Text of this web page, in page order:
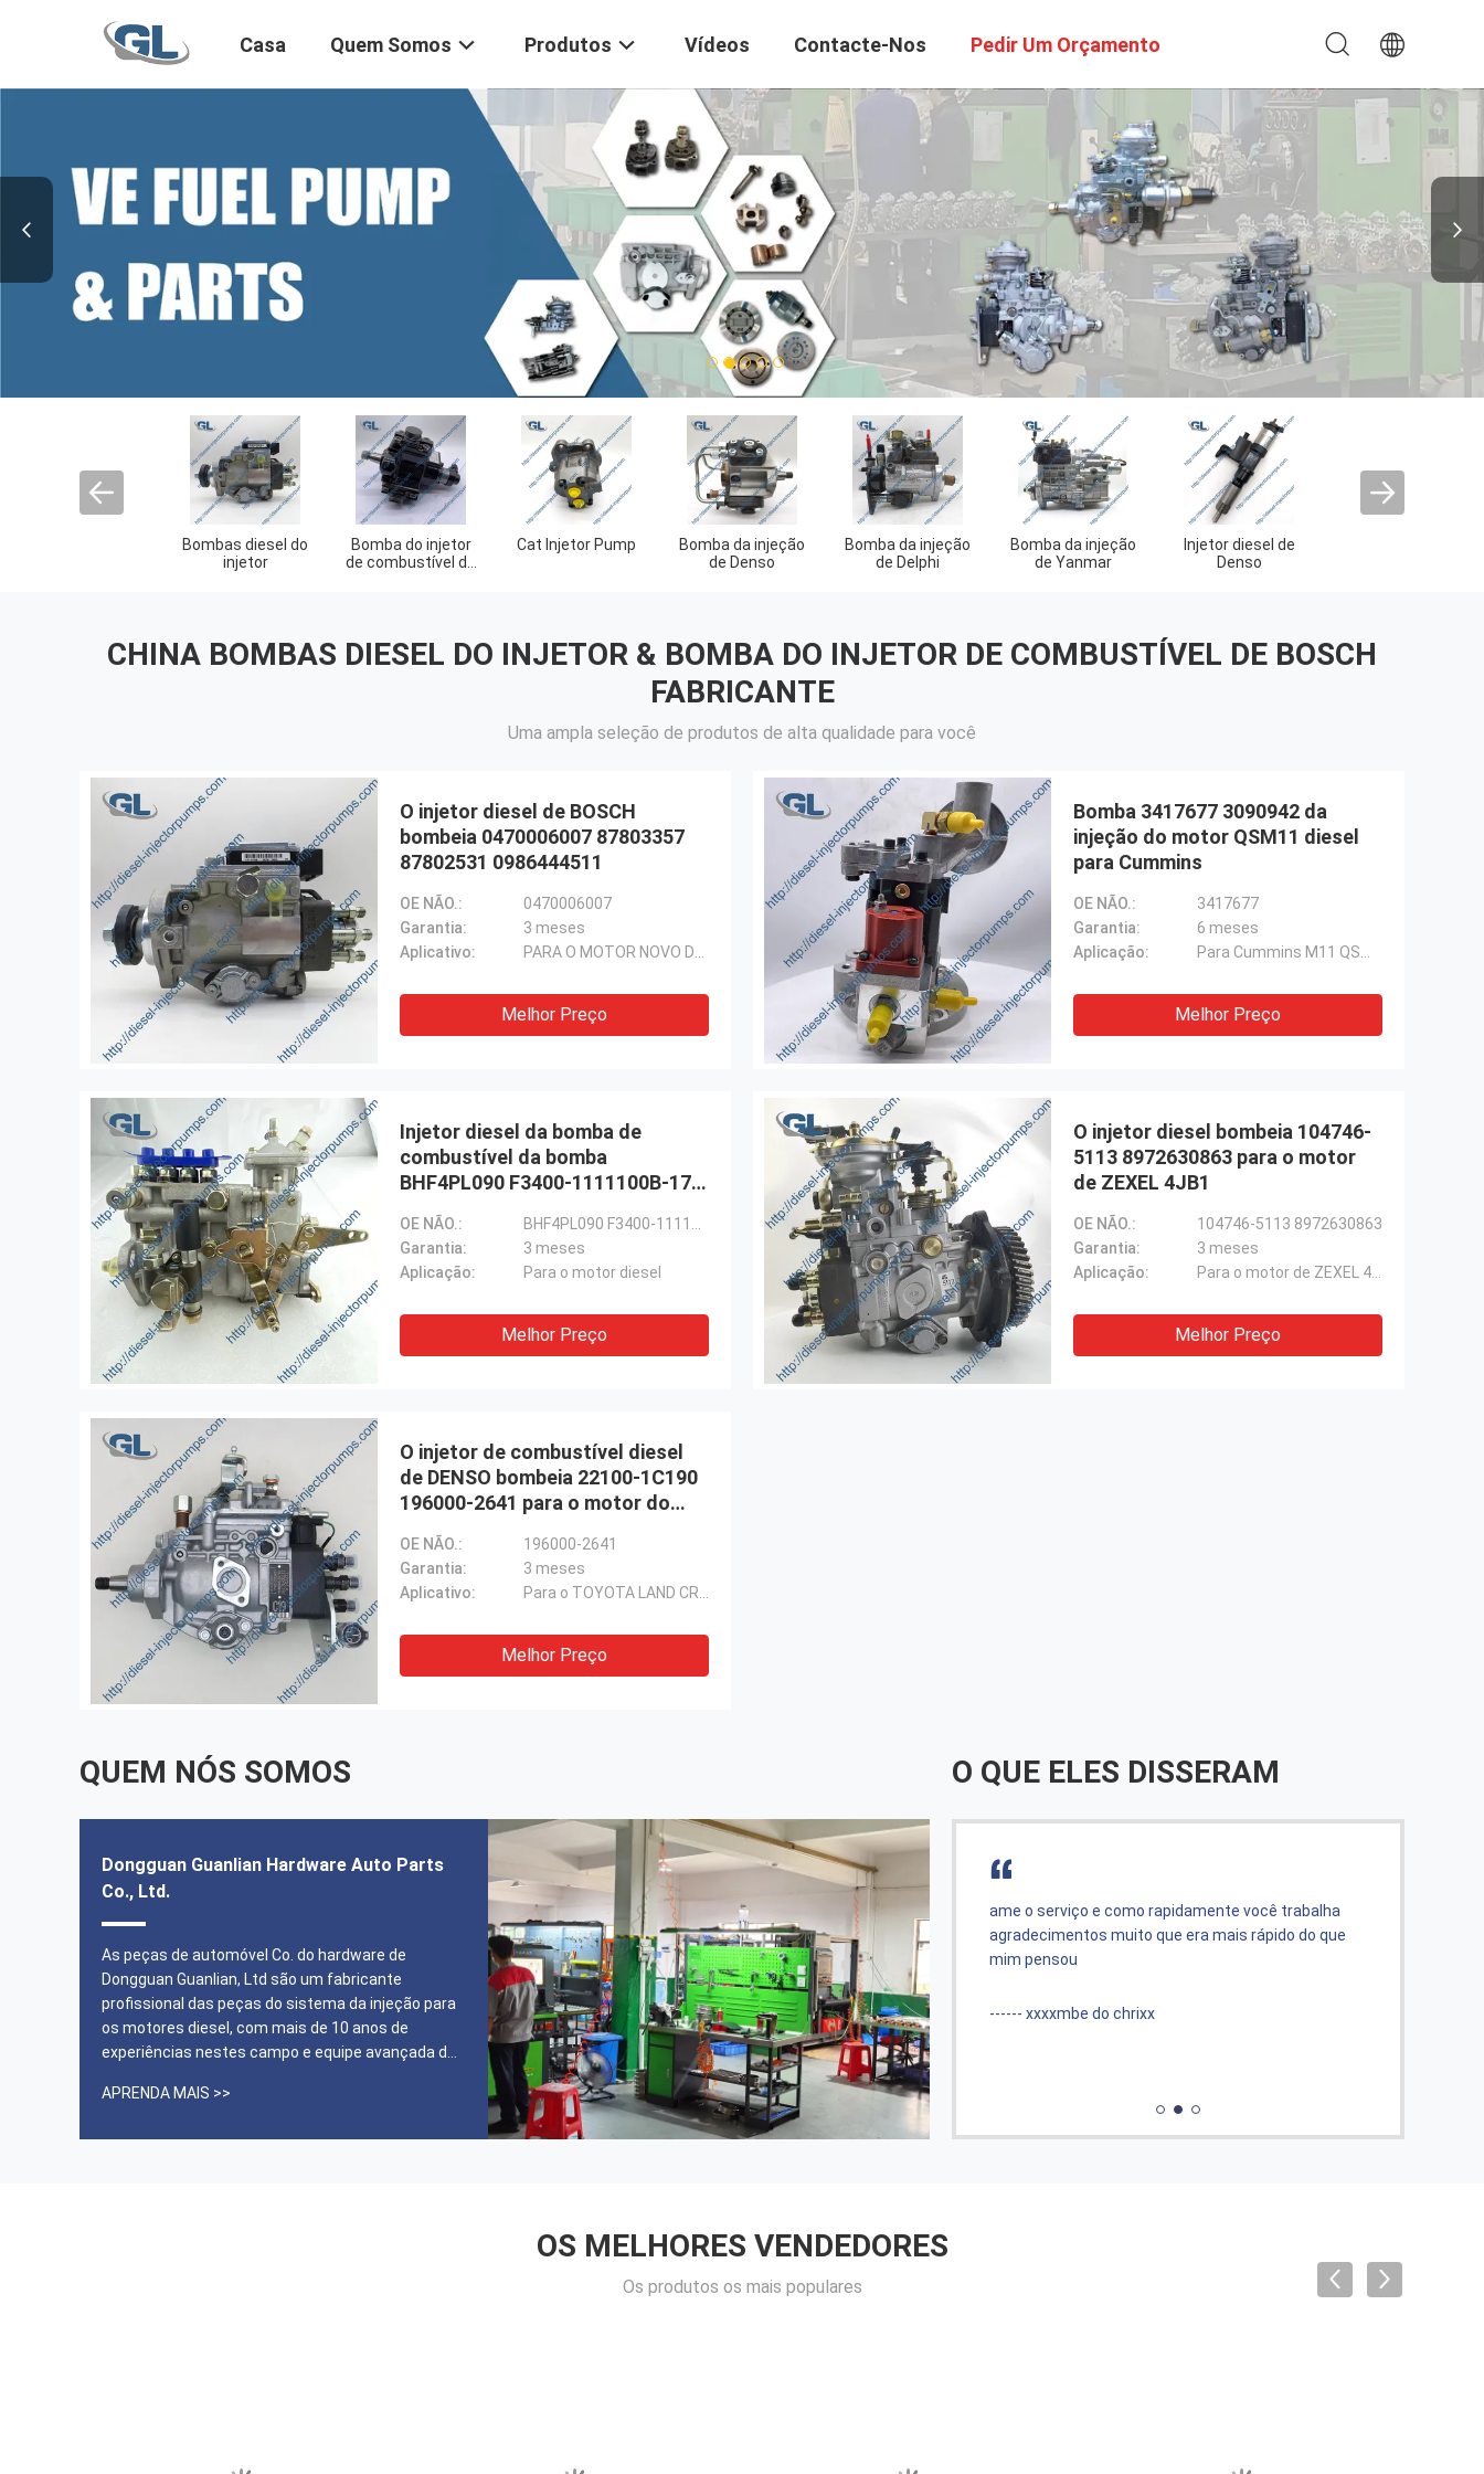
Casa Quem Somos Produtos Vídeos Contacte-Nos Pedir Um Orçamento
1 2 3 4 5
Bombas diesel do
injetor
Bomba do injetor
de combustível de
Cat Injetor Pump
Bomba da injeção
de Denso
Bomba da injeção
de Delphi
Bomba da injeção
de Yanmar
Injetor diesel de
Denso
CHINA BOMBAS DIESEL DO INJETOR & BOMBA DO INJETOR DE COMBUSTÍVEL DE BOSCH
FABRICANTE
Uma ampla seleção de produtos de alta qualidade para você
O injetor diesel de BOSCH
bombeia 0470006007 87803357
87802531 0986444511
OE NÃO.:
0470006007
Garantia:
3 meses
Aplicativo:
Melhor Preço
Bomba 3417677 3090942 da
injeção do motor QSM11 diesel
para Cummins
OE NÃO.:
3417677
Garantia:
6 meses
Aplicação:
Melhor Preço
Injetor diesel da bomba de
combustível da bomba
BHF4PL090 F3400-1111100B-172
OE NÃO.:
Garantia:
3 meses
Aplicação:
Para o motor diesel
Melhor Preço
O injetor diesel bombeia 104746-
5113 8972630863 para o motor
de ZEXEL 4JB1
OE NÃO.:
104746-5113 8972630863
Garantia:
3 meses
Aplicação:
Melhor Preço
O injetor de combustível diesel
de DENSO bombeia 22100-1C190
196000-2641 para o motor do
OE NÃO.:
196000-2641
Garantia:
3 meses
Aplicativo:
Melhor Preço
QUEM NÓS SOMOS
Dongguan Guanlian Hardware Auto Parts
Co., Ltd.
As peças de automóvel Co. do hardware de
Dongguan Guanlian, Ltd são um fabricante
profissional das peças do sistema da injeção para
os motores diesel, com mais de 10 anos de
experiências nestes campo e equipe avançada do
desenvolvimento. Nós estamos fornecendo para
APRENDA MAIS >>
O QUE ELES DISSERAM
------ Xxxnde de Aarxx
O serviço de Costomer era qualidade superior não
pode falar altamente bastante de.
------ Xxght de Nadxx
ame o serviço e como rapidamente você trabalha
agradecimentos muito que era mais rápido do que
mim pensou
------ xxxxmbe do chrixx
OS MELHORES VENDEDORES
Os produtos os mais populares